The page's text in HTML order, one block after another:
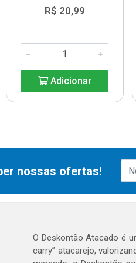
R$ 20,99
Adicionar
nossas ofertas!
O Deskontão Atacado é
carry” atacarejo,